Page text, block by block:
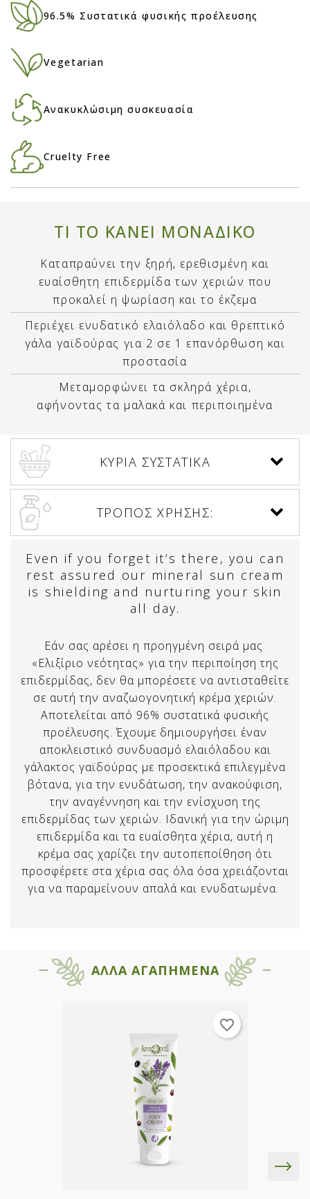
96.5% Συστατικά φυσικής προέλευσης
Vegetarian
Ανακυκλώσιμη συσκευασία
Cruelty Free
ΤΙ ΤΟ ΚΑΝΕΙ ΜΟΝΑΔΙΚΟ
Καταπραΰνει την ξηρή, ερεθισμένη και
ευαίσθητη επιδερμίδα των χεριών που
προκαλεί η ψωρίαση και το έκζεμα
Περιέχει ενυδατικό ελαιόλαδο και θρεπτικό
γάλα γαϊδούρας για 2 σε 1 επανόρθωση και
προστασία
Μεταμορφώνει τα σκληρά χέρια,
αφήνοντας τα μαλακά και περιποιημένα
ΚΥΡΙΑ ΣΥΣΤΑΤΙΚΑ
ΤΡΟΠΟΣ ΧΡΗΣΗΣ:
Even if you forget it’s there, you can
rest assured our mineral sun cream
is shielding and nurturing your skin
all day.
Εάν σας αρέσει η προηγμένη σειρά μας
«Ελιξίριο νεότητας» για την περιποίηση της
επιδερμίδας, δεν θα μπορέσετε να αντισταθείτε
σε αυτή την αναζωογονητική κρέμα χεριών.
Αποτελείται από 96% συστατικά φυσικής
προέλευσης. Έχουμε δημιουργήσει έναν
αποκλειστικό συνδυασμό ελαιόλαδου και
γάλακτος γαϊδούρας με προσεκτικά επιλεγμένα
βότανα, για την ενυδάτωση, την ανακούφιση,
την αναγέννηση και την ενίσχυση της
επιδερμίδας των χεριών. Ιδανική για την ώριμη
επιδερμίδα και τα ευαίσθητα χέρια, αυτή η
κρέμα σας χαρίζει την αυτοπεποίθηση ότι
προσφέρετε στα χέρια σας όλα όσα χρειάζονται
για να παραμείνουν απαλά και ενυδατωμένα.
ΑΛΛΑ ΑΓΑΠΗΜΕΝΑ
favorite_border